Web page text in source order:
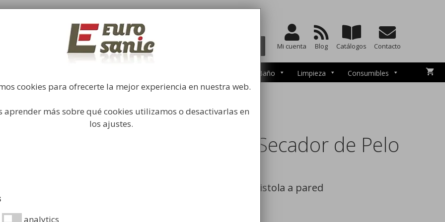
industrial
Búsqueda
productos
Mi cuenta Blog Catálogos Contacto
Accesorios de Baño Limpieza Consumibles
cabello/ Soporte Para Secador de Pelo
Soporte Para Secador de Pelo
Soporte para secador de pistola a pared
cookies para ofrecerte la mejor experiencia en nuestra web.
aprender más sobre qué cookies utilizamos o desactivarlas en
los ajustes.
analytics